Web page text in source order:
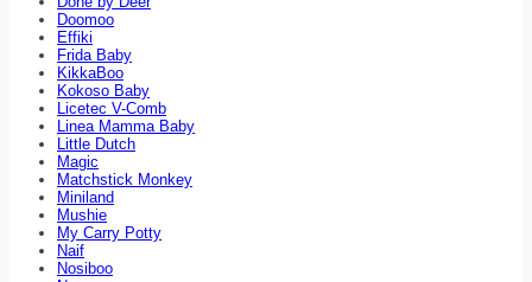
Doomoo
Effiki
Frida Baby
KikkaBoo
Kokoso Baby
Licetec V-Comb
Linea Mamma Baby
Little Dutch
Magic
Matchstick Monkey
Miniland
Mushie
My Carry Potty
Naif
Nosiboo